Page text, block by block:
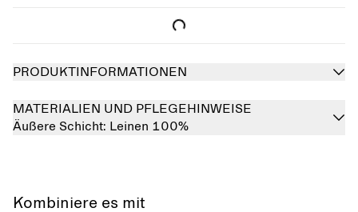
PRODUKTINFORMATIONEN
MATERIALIEN UND PFLEGEHINWEISE
Äußere Schicht: Leinen 100%
Kombiniere es mit